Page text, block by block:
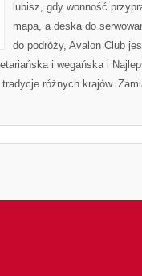
lubisz, gdy wonność
mapa, a deska do
do podróży, Avalon Club
i wegańska i
różnych krajów.